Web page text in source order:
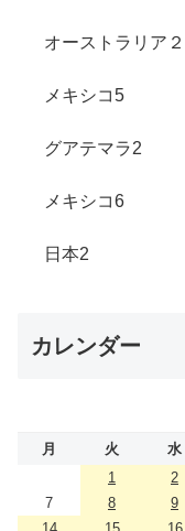
オーストラリア２
メキシコ5
グアテマラ2
メキシコ6
日本2
カレンダー
月 火 水
1
2
7
8 9